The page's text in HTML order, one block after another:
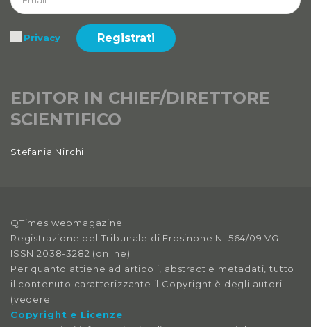
Privacy Registrati
EDITOR IN CHIEF/DIRETTORE
SCIENTIFICO
Stefania Nirchi
QTimes webmagazine
Registrazione del Tribunale di Frosinone N. 564/09 VG
ISSN 2038-3282 (online)
Per quanto attiene ad articoli, abstract e metadati, tutto
il contenuto caratterizzante il Copyright è degli autori
(vedere
Copyright e Licenze